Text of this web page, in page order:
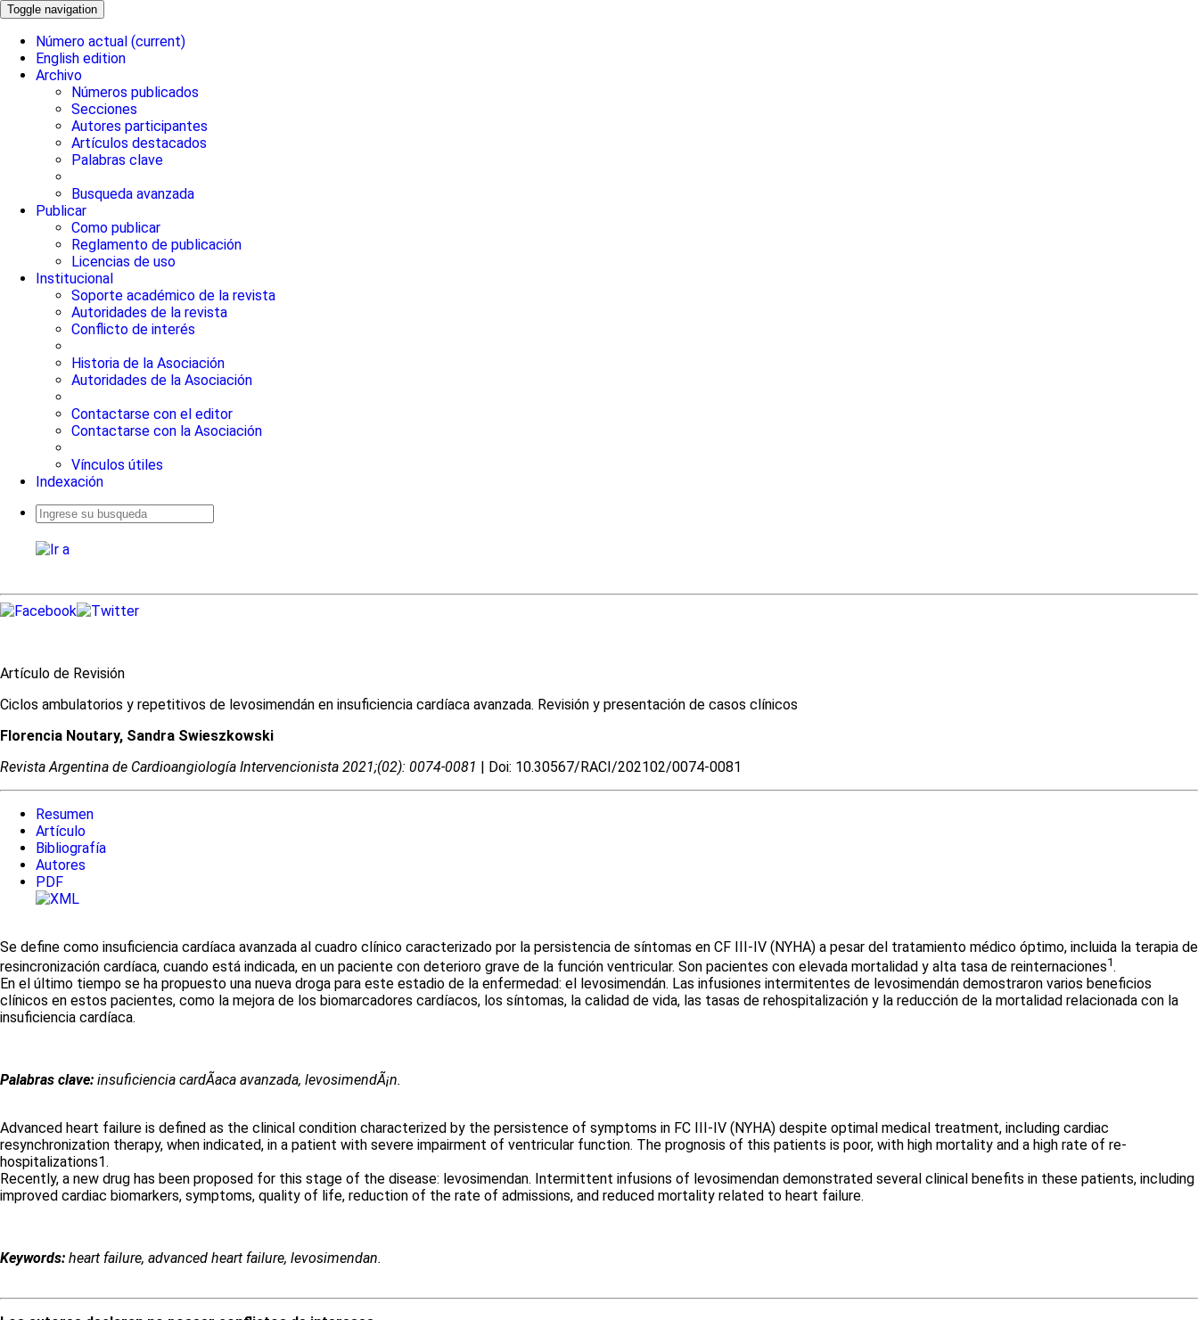
Toggle navigation
Número actual (current)
English edition
Archivo
Números publicados
Secciones
Autores participantes
Artículos destacados
Palabras clave
Busqueda avanzada
Publicar
Como publicar
Reglamento de publicación
Licencias de uso
Institucional
Soporte académico de la revista
Autoridades de la revista
Conflicto de interés
Historia de la Asociación
Autoridades de la Asociación
Contactarse con el editor
Contactarse con la Asociación
Vínculos útiles
Indexación
Artículo de Revisión
Ciclos ambulatorios y repetitivos de levosimendán en insuficiencia cardíaca avanzada. Revisión y presentación de casos clínicos
Florencia Noutary, Sandra Swieszkowski
Revista Argentina de Cardioangiologí­a Intervencionista 2021;(02): 0074-0081 | Doi: 10.30567/RACI/202102/0074-0081
Resumen
Artículo
Bibliografía
Autores
PDF
Se define como insuficiencia cardíaca avanzada al cuadro clínico caracterizado por la persistencia de síntomas en CF III-IV (NYHA) a pesar del tratamiento médico óptimo, incluida la terapia de
resincronización cardíaca, cuando está indicada, en un paciente con deterioro grave de la función ventricular. Son pacientes con elevada mortalidad y alta tasa de reinternaciones1.
En el último tiempo se ha propuesto una nueva droga para este estadio de la enfermedad: el levosimendán. Las infusiones intermitentes de levosimendán demostraron varios beneficios
clínicos en estos pacientes, como la mejora de los biomarcadores cardíacos, los síntomas, la calidad de vida, las tasas de rehospitalización y la reducción de la mortalidad relacionada con la
insuficiencia cardíaca.
Palabras clave: insuficiencia cardÃ­aca avanzada, levosimendÃ¡n.
Advanced heart failure is defined as the clinical condition characterized by the persistence of symptoms in FC III-IV (NYHA) despite optimal medical treatment, including cardiac
resynchronization therapy, when indicated, in a patient with severe impairment of ventricular function. The prognosis of this patients is poor, with high mortality and a high rate of re-
hospitalizations1.
Recently, a new drug has been proposed for this stage of the disease: levosimendan. Intermittent infusions of levosimendan demonstrated several clinical benefits in these patients, including
improved cardiac biomarkers, symptoms, quality of life, reduction of the rate of admissions, and reduced mortality related to heart failure.
Keywords: heart failure, advanced heart failure, levosimendan.